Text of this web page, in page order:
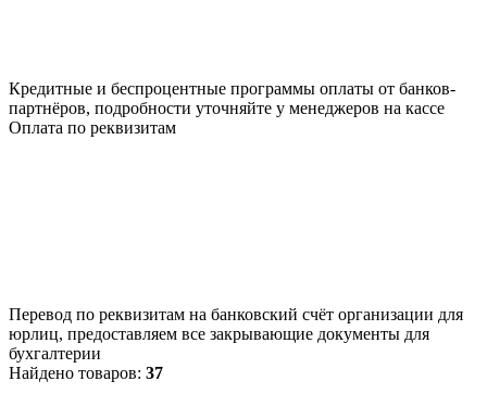
Кредитные и беспроцентные программы оплаты от банков-
партнёров, подробности уточняйте у менеджеров на кассе
Оплата по реквизитам
Перевод по реквизитам на банковский счёт организации для
юрлиц, предоставляем все закрывающие документы для
бухгалтерии
Найдено товаров: 37